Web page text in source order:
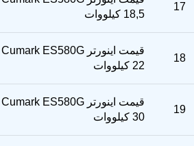
17
18,5 کیلووات
18
22 کیلووات
19
30 کیلووات